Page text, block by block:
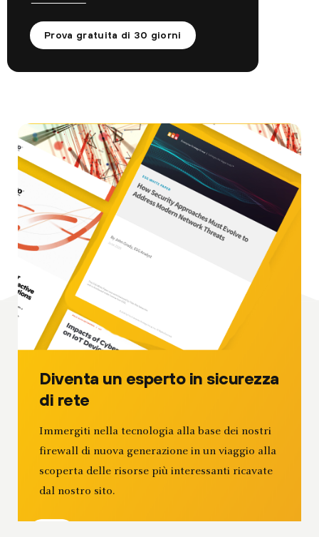
Prova gratuita di 30 giorni
Diventa un esperto in sicurezza
di rete
Immergiti nella tecnologia alla base dei nostri
firewall di nuova generazione in un viaggio alla
scoperta delle risorse più interessanti ricavate
dal nostro sito.